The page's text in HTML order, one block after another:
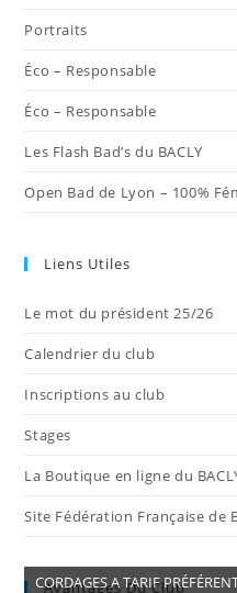
Portraits
Éco – Responsable
Éco – Responsable
Les Flash Bad’s du BACLY
Open Bad de Lyon – 100%
Liens Utiles
Le mot du président 25/26
Calendrier du club
Inscriptions au club
Stages
La Boutique en ligne du
Site Fédération Française de
Avantages Du Club
CORDAGES A TARIF